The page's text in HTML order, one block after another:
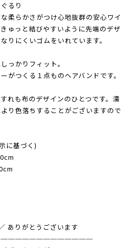
るり
柔らかさがつけ心地抜群の安心ワイ
ゅっと結びやすいように先端のデザ
りにくいゴムをいれています。
っかりフィット。
がつくる１点ものヘアバンドです。
れも布のデザインのひとつです。濡
り色落ちすることがございますので
に基づく)
ありがとうございます